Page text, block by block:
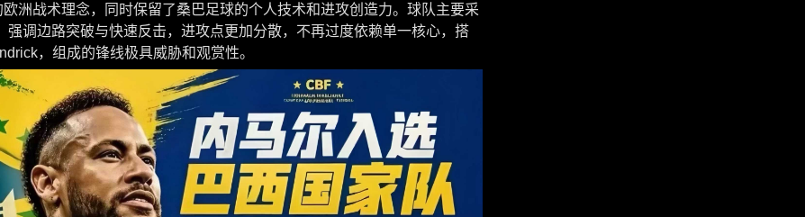
洲战术理念，同时保留了桑巴足球的个人技术和进攻创造力。球队主要采
强调边路突破与快速反击，进攻点更加分散，不再过度依赖单一核心，搭
，组成的锋线极具威胁和观赏性。